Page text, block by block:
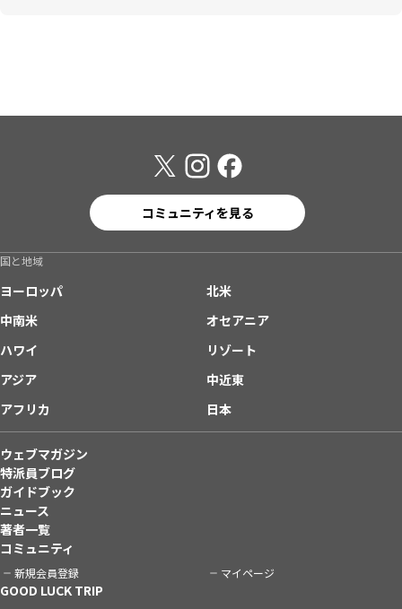
コミュニティを見る
国と地域
ヨーロッパ
北米
中南米
オセアニア
ハワイ
リゾート
アジア
中近東
アフリカ
日本
ウェブマガジン
特派員ブログ
ガイドブック
ニュース
著者一覧
コミュニティ
新規会員登録 マイページ
GOOD LUCK TRIP